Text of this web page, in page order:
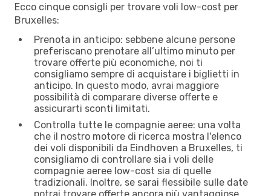
Ecco cinque consigli per trovare voli low-cost per
Bruxelles:
Prenota in anticipo: sebbene alcune persone
preferiscano prenotare all’ultimo minuto per
trovare offerte più economiche, noi ti
consigliamo sempre di acquistare i biglietti in
anticipo. In questo modo, avrai maggiore
possibilità di comparare diverse offerte e
assicurarti sconti limitati.
Controlla tutte le compagnie aeree: una volta
che il nostro motore di ricerca mostra l'elenco
dei voli disponibili da Eindhoven a Bruxelles, ti
consigliamo di controllare sia i voli delle
compagnie aeree low-cost sia di quelle
tradizionali. Inoltre, se sarai flessibile sulle date